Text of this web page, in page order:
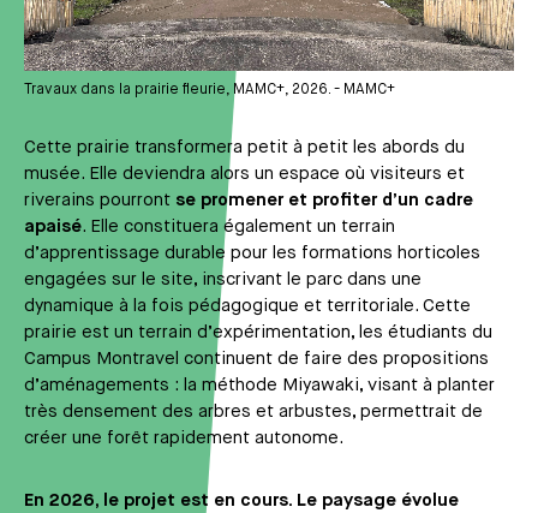
Travaux dans la prairie fleurie, MAMC+, 2026. - MAMC+
Cette prairie transformera petit à petit les abords du
musée. Elle deviendra alors un espace où visiteurs et
riverains pourront se promener et profiter d’un cadre
apaisé. Elle constituera également un terrain
d’apprentissage durable pour les formations horticoles
engagées sur le site, inscrivant le parc dans une
dynamique à la fois pédagogique et territoriale. Cette
prairie est un terrain d’expérimentation, les étudiants du
Campus Montravel continuent de faire des propositions
d’aménagements : la méthode Miyawaki, visant à planter
très densement des arbres et arbustes, permettrait de
créer une forêt rapidement autonome.
En 2026, le projet est en cours. Le paysage évolue